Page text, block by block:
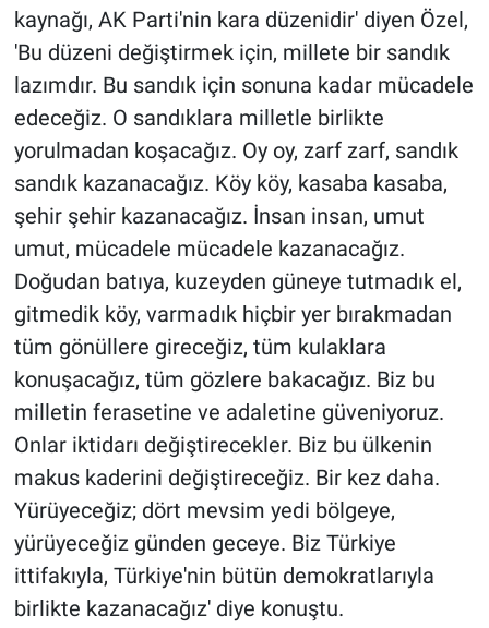
kaynağı, AK Parti'nin kara düzenidir' diyen Özel,
'Bu düzeni değiştirmek için, millete bir sandık
lazımdır. Bu sandık için sonuna kadar mücadele
edeceğiz. O sandıklara milletle birlikte
yorulmadan koşacağız. Oy oy, zarf zarf, sandık
sandık kazanacağız. Köy köy, kasaba kasaba,
şehir şehir kazanacağız. İnsan insan, umut
umut, mücadele mücadele kazanacağız.
Doğudan batıya, kuzeyden güneye tutmadık el,
gitmedik köy, varmadık hiçbir yer bırakmadan
tüm gönüllere gireceğiz, tüm kulaklara
konuşacağız, tüm gözlere bakacağız. Biz bu
milletin ferasetine ve adaletine güveniyoruz.
Onlar iktidarı değiştirecekler. Biz bu ülkenin
makus kaderini değiştireceğiz. Bir kez daha.
Yürüyeceğiz; dört mevsim yedi bölgeye,
yürüyeceğiz günden geceye. Biz Türkiye
ittifakıyla, Türkiye'nin bütün demokratlarıyla
birlikte kazanacağız' diye konuştu.